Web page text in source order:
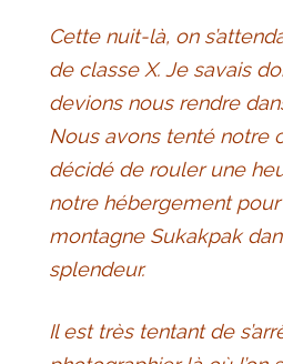
Cette nuit-là, on
de classe X. Je savais
devions nous rendre
Nous avons tenté notre
décidé de rouler une
notre hébergement
montagne Sukakpak
splendeur.
Il est très tentant de